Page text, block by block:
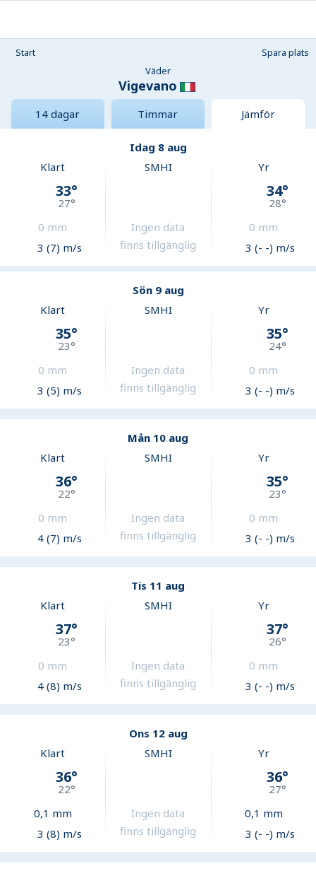
Start
Spara plats
Väder
Vigevano
14 dagar Timmar Jämför
Idag 8 aug
Klart
33°
27°
0 mm
3 (7) m/s
SMHI
Ingen data
finns tillgänglig
Yr
34°
28°
0 mm
3 (- -) m/s
Sön 9 aug
Klart
35°
23°
0 mm
3 (5) m/s
SMHI
Ingen data
finns tillgänglig
Yr
35°
24°
0 mm
3 (- -) m/s
Mån 10 aug
Klart
36°
22°
0 mm
4 (7) m/s
SMHI
Ingen data
finns tillgänglig
Yr
35°
23°
0 mm
3 (- -) m/s
Tis 11 aug
Klart
37°
23°
0 mm
4 (8) m/s
SMHI
Ingen data
finns tillgänglig
Yr
37°
26°
0 mm
3 (- -) m/s
Ons 12 aug
Klart
36°
22°
0,1 mm
3 (8) m/s
SMHI
Ingen data
finns tillgänglig
Yr
36°
27°
0,1 mm
3 (- -) m/s